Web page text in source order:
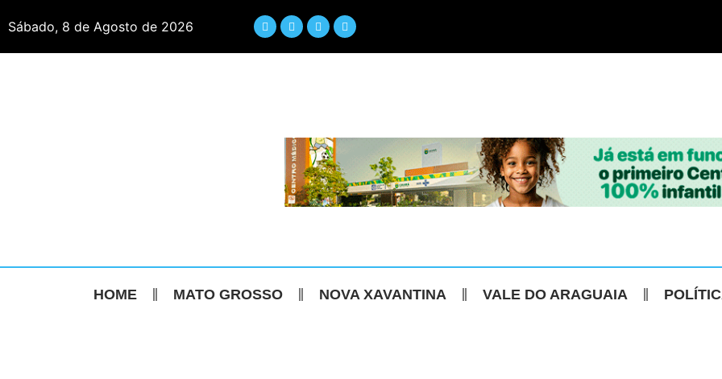
Sábado, 8 de Agosto de 2026
HOME MATO GROSSO NOVA XAVANTINA VALE DO ARAGUAIA